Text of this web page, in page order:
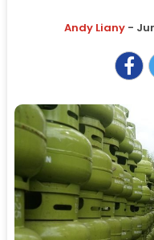
Andy Liany -